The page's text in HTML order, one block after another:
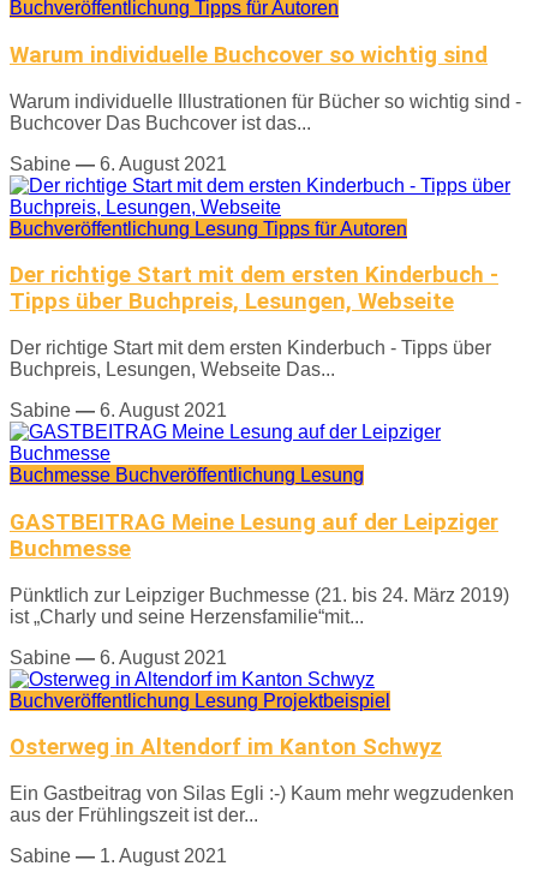
Buchveröffentlichung Tipps für Autoren
Warum individuelle Buchcover so wichtig sind
Warum individuelle Illustrationen für Bücher so wichtig sind -
Buchcover Das Buchcover ist das...
Sabine — 6. August 2021
Buchveröffentlichung Lesung Tipps für Autoren
Der richtige Start mit dem ersten Kinderbuch -
Tipps über Buchpreis, Lesungen, Webseite
Der richtige Start mit dem ersten Kinderbuch - Tipps über
Buchpreis, Lesungen, Webseite Das...
Sabine — 6. August 2021
Buchmesse Buchveröffentlichung Lesung
GASTBEITRAG Meine Lesung auf der Leipziger
Buchmesse
Pünktlich zur Leipziger Buchmesse (21. bis 24. März 2019)
ist „Charly und seine Herzensfamilie“mit...
Sabine — 6. August 2021
Buchveröffentlichung Lesung Projektbeispiel
Osterweg in Altendorf im Kanton Schwyz
Ein Gastbeitrag von Silas Egli :-) Kaum mehr wegzudenken
aus der Frühlingszeit ist der...
Sabine — 1. August 2021